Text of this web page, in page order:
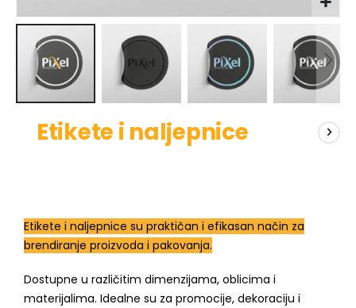
gallery
Etikete i naljepnice
Etikete i naljepnice su praktičan i efikasan način za
brendiranje proizvoda i pakovanja.
Dostupne u različitim dimenzijama, oblicima i
materijalima. Idealne su za promocije, dekoraciju i